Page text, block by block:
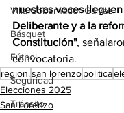
Villa Gobernador Gálvez
Básquet
Fútbol
Seguridad
Tránsito
nuestras voces
Deliberante y a la
Constitución",
convocatoria.
region.san lorenzopolitica
Elecciones 2025
San Lorenzo